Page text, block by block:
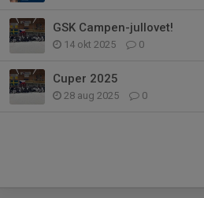
GSK Campen-jullovet!
14 okt 2025 0
Cuper 2025
28 aug 2025 0